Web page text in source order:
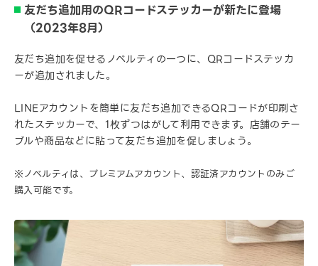
友だち追加用のQRコードステッカーが新たに登場
（2023年8月）
友だち追加を促せるノベルティの一つに、QRコードステッカ
ーが追加されました。
LINEアカウントを簡単に友だち追加できるQRコードが印刷さ
れたステッカーで、1枚ずつはがして利用できます。店舗のテー
ブルや商品などに貼って友だち追加を促しましょう。
※ノベルティは、プレミアムアカウント、認証済アカウントのみご
購入可能です。